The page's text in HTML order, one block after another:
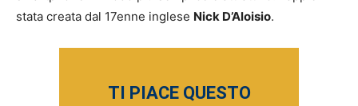
stata creata dal 17enne inglese Nick D’Aloisio.
TI PIACE QUESTO